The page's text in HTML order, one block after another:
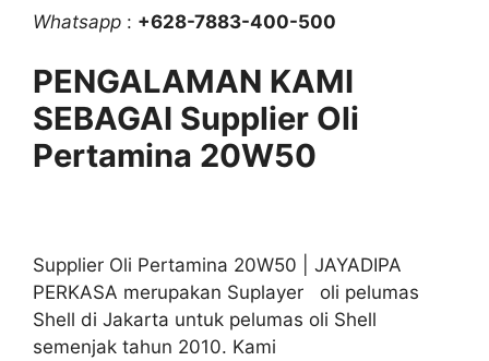
Whatsapp : +628-7883-400-500
PENGALAMAN KAMI
SEBAGAI Supplier Oli
Pertamina 20W50
Supplier Oli Pertamina 20W50 | JAYADIPA
PERKASA merupakan Suplayer oli pelumas
Shell di Jakarta untuk pelumas oli Shell
semenjak tahun 2010. Kami